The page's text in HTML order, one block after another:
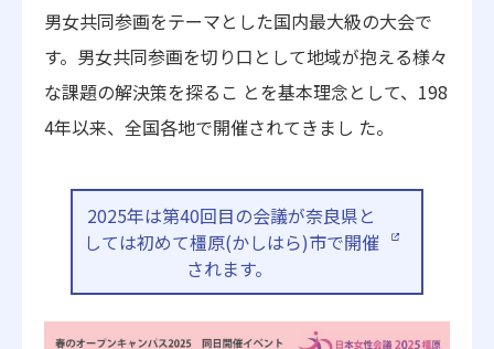
男女共同参画をテーマとした国内最大級の大会で
す。男女共同参画を切り口として地域が抱える様々
な課題の解決策を探るこ とを基本理念として、198
4年以来、全国各地で開催されてきまし た。
2025年は第40回目の会議が奈良県と
しては初めて橿原(かしはら)市で開催
されます。